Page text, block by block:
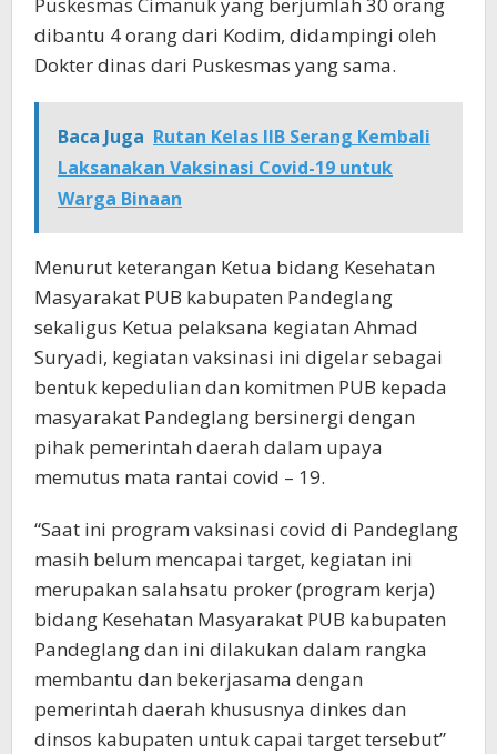
dibantu 4 orang dari Kodim, didampingi oleh
Dokter dinas dari Puskesmas yang sama.
Baca Juga Rutan Kelas IIB Serang Kembali
Laksanakan Vaksinasi Covid-19 untuk
Warga Binaan
Menurut keterangan Ketua bidang Kesehatan
Masyarakat PUB kabupaten Pandeglang
sekaligus Ketua pelaksana kegiatan Ahmad
Suryadi, kegiatan vaksinasi ini digelar sebagai
bentuk kepedulian dan komitmen PUB kepada
masyarakat Pandeglang bersinergi dengan
pihak pemerintah daerah dalam upaya
memutus mata rantai covid – 19.
“Saat ini program vaksinasi covid di Pandeglang
masih belum mencapai target, kegiatan ini
merupakan salahsatu proker (program kerja)
bidang Kesehatan Masyarakat PUB kabupaten
Pandeglang dan ini dilakukan dalam rangka
membantu dan bekerjasama dengan
pemerintah daerah khususnya dinkes dan
dinsos kabupaten untuk capai target tersebut”